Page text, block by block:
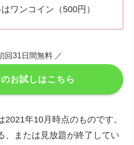
ワンコイン（500円）
回31日間無料 ／
お試しはこちら
2021年10月時点のものです。
、または見放題が終了してい